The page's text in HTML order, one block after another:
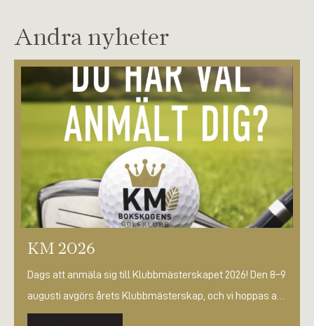
Andra nyheter
KM 2026
Dags att anmäla sig till Klubbmästerskapet 2026! Den 8–9
augusti avgörs årets Klubbmästerskap, och vi hoppas att
så många medlemmar…